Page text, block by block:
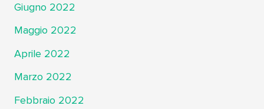
Giugno 2022
Maggio 2022
Aprile 2022
Marzo 2022
Febbraio 2022